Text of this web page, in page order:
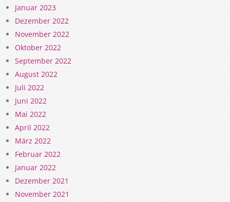
Januar 2023
Dezember 2022
November 2022
Oktober 2022
September 2022
August 2022
Juli 2022
Juni 2022
Mai 2022
April 2022
März 2022
Februar 2022
Januar 2022
Dezember 2021
November 2021